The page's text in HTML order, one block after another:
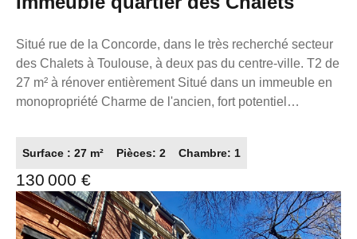
Situé rue de la Concorde, dans le très recherché secteur
des Chalets à Toulouse, à deux pas du centre-ville. T2 de
27 m² à rénover entièrement Situé dans un immeuble en
monopropriété Charme de l'ancien, fort potentiel
ou créer un parc locatif cohérent Localisation premium
Quartier Chalets, très recherché À proximité immédiate :
Métro Gare Matabiau Bus Commerces & centre-ville Idéal
investisseur Forte demande locative sur le secteur
Possibilité d'optimisation après travaux Bonne rentabilité
Surface : 27 m² Pièces: 2 Chambre: 1
130 000 €